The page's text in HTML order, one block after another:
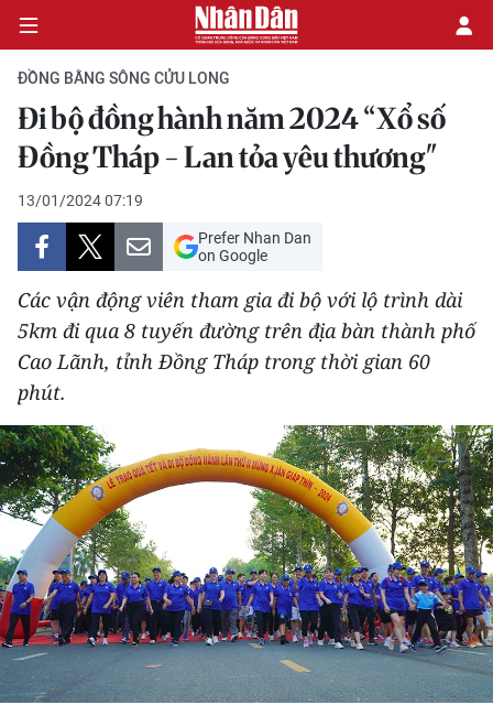
CHÍNH TRỊ
KINH TẾ
VĂN HÓA
XÃ HỘI
PHÁP LUẬT
THẾ GIỚI
THỂ THAO
GIÁO DỤC
Y TẾ
KHOA HỌC - CÔNG NGHỆ
ĐỒNG BẰNG SÔNG CỬU LONG
Đi bộ đồng hành năm 2024 “Xổ số
Đồng Tháp - Lan tỏa yêu thương"
13/01/2024 07:19
Prefer Nhan Dan
on Google
Các vận động viên tham gia đi bộ với lộ trình dài
5km đi qua 8 tuyến đường trên địa bàn thành phố
Cao Lãnh, tỉnh Đồng Tháp trong thời gian 60
phút.